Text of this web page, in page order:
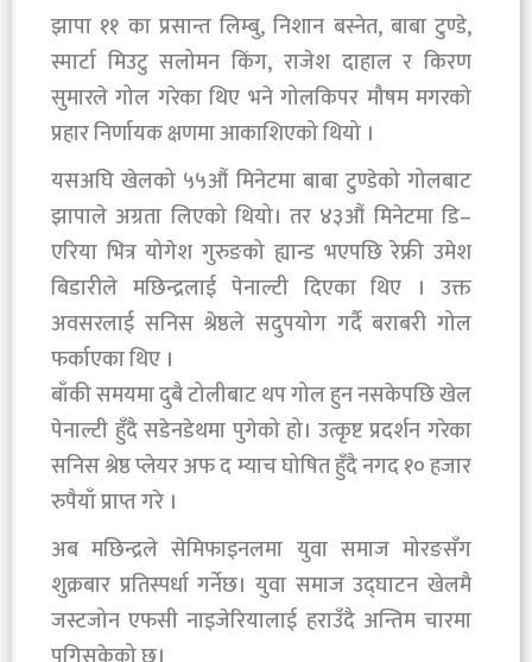
झापा ११ का प्रसान्त लिम्बु, निशान बस्नेत, बाबा टुण्डे,
स्मार्टा मिउटु सलोमन किंग, राजेश दाहाल र किरण
सुमारले गोल गरेका थिए भने गोलकिपर मौषम मगरको
प्रहार निर्णायक क्षणमा आकाशिएको थियो ।
यसअघि खेलको ५५औं मिनेटमा बाबा टुण्डेको गोलबाट
झापाले अग्रता लिएको थियो। तर ४३औं मिनेटमा डि–
एरिया भित्र योगेश गुरुङको ह्यान्ड भएपछि रेफ्री उमेश
बिडारीले मछिन्द्रलाई पेनाल्टी दिएका थिए । उक्त
अवसरलाई सनिस श्रेष्ठले सदुपयोग गर्दै बराबरी गोल
फर्काएका थिए ।
बाँकी समयमा दुबै टोलीबाट थप गोल हुन नसकेपछि खेल
पेनाल्टी हुँदै सडेनडेथमा पुगेको हो। उत्कृष्ट प्रदर्शन गरेका
सनिस श्रेष्ठ प्लेयर अफ द म्याच घोषित हुँदै नगद १० हजार
रुपैयाँ प्राप्त गरे ।
अब मछिन्द्रले सेमिफाइनलमा युवा समाज मोरङसँग
शुक्रबार प्रतिस्पर्धा गर्नेछ। युवा समाज उद्घाटन खेलमै
जस्टजोन एफसी नाइजेरियालाई हराउँदै अन्तिम चारमा